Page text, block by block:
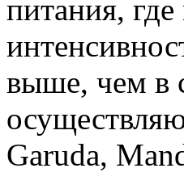
питания,
выше, чем в
Garuda,